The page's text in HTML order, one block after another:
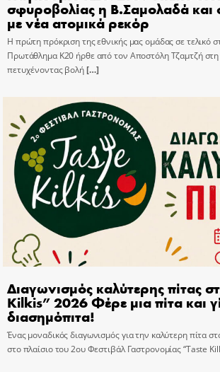
σφυροβολίας η Β.Σαμολαδά και
με νέα ατομικά ρεκόρ
Η πρώτη πρόκριση της εθνικής μας ομάδας σε τελικό
Πρωτάθλημα Κ20 ήρθε από τον Αποστόλη Τζαμτζή
πετυχένοντας βολή[…]
Διαγωνισμός καλύτερης πίτας
Kilkis” 2026 Φέρε μια πίτα και
διασημόπιτα!
Ένας μοναδικός διαγωνισμός για την καλύτερη πίτα
στο πλαίσιο του 2ου Φεστιβάλ Γαστρονομίας “Taste